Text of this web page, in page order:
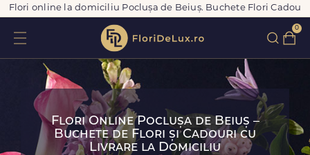
Flori online la domiciliu Poclușa de Beiuș. Buchete Flori Cadou
0
Flori Online Poclușa de Beiuș –
Buchete de Flori și Cadouri cu
Livrare la Domiciliu